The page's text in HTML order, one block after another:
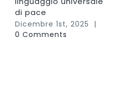
di pace
Dicembre 1st, 2025
|
0 Comments